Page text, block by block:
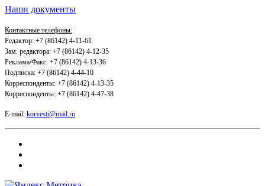
Наши документы
Контактные телефоны:
Редактор: +7 (86142) 4-11-61
Зам. редактора: +7 (86142) 4-12-35
Реклама/Факс: +7 (86142) 4-13-36
Подписка: +7 (86142) 4-44-10
Корреспонденты: +7 (86142) 4-13-35
Корреспонденты: +7 (86142) 4-47-38
E-mail: korvesti@mail.ru